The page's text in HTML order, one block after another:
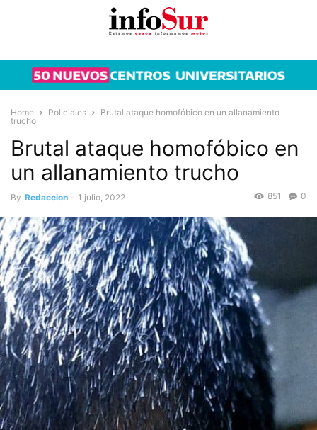
Home Policiales
Brutal ataque homofóbico en un allanamiento
trucho
Brutal ataque homofóbico en
un allanamiento trucho
By Redaccion - 1 julio, 2022 0
851